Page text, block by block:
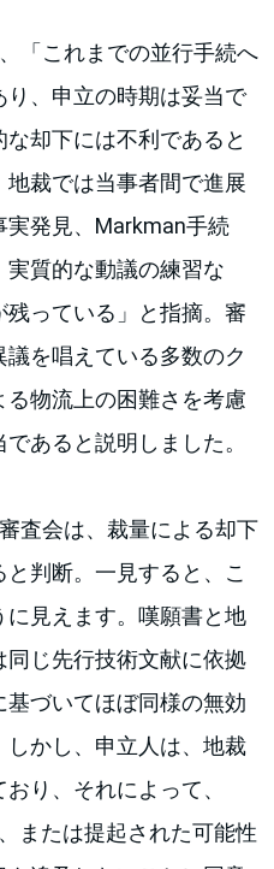
「これまでの並行手続へ
、申立の時期は妥当で
却下には不利であると
裁では当事者間で進展
実発見、Markman手続
質的な動議の練習な
っている」と指摘。審
を唱えている多数のク
物流上の困難さを考慮
あると説明しました。
査会は、裁量による却下
判断。一見すると、こ
見えます。嘆願書と地
じ先行技術文献に依拠
基づいてほぼ同様の無効
かし、申立人は、地裁
り、それによって、
または提起された可能性